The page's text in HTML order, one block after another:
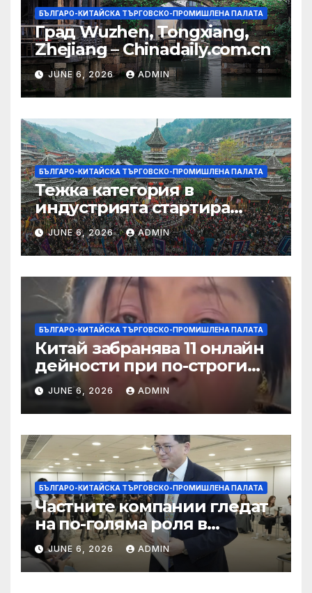
БЪЛГАРО-КИТАЙСКА ТЪРГОВСКО-ПРОМИШЛЕНА ПАЛАТА
Град Wuzhen, Tongxiang,
Zhejiang – Chinadaily.com.cn
JUNE 6, 2026 ADMIN
БЪЛГАРО-КИТАЙСКА ТЪРГОВСКО-ПРОМИШЛЕНА ПАЛАТА
Тежка категория в
индустрията стартира
алианс за космическа
слънчева енергия
JUNE 6, 2026 ADMIN
БЪЛГАРО-КИТАЙСКА ТЪРГОВСКО-ПРОМИШЛЕНА ПАЛАТА
Китай забранява 11 онлайн
дейности при по-строги
правила за ограничаване на
слуховете и
кибернасилниците
JUNE 6, 2026 ADMIN
БЪЛГАРО-КИТАЙСКА ТЪРГОВСКО-ПРОМИШЛЕНА ПАЛАТА
Частните компании гледат
на по-голяма роля в
стратегическата
енергетика
JUNE 6, 2026 ADMIN